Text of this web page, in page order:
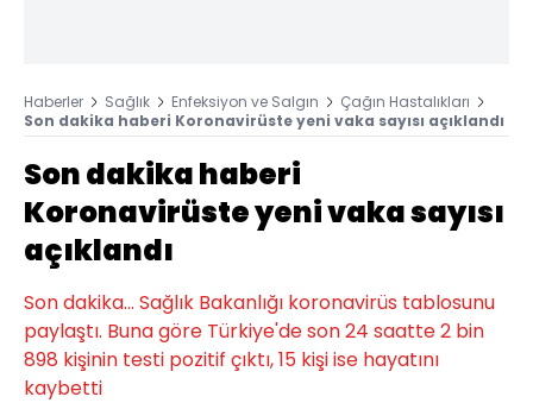
Haberler Sağlık Enfeksiyon ve Salgın
Çağın Hastalıkları
Son dakika haberi Koronavirüste yeni vaka sayısı açıklandı
Son dakika haberi
Koronavirüste yeni vaka sayısı
açıklandı
Son dakika... Sağlık Bakanlığı koronavirüs tablosunu
paylaştı. Buna göre Türkiye'de son 24 saatte 2 bin
898 kişinin testi pozitif çıktı, 15 kişi ise hayatını
kaybetti